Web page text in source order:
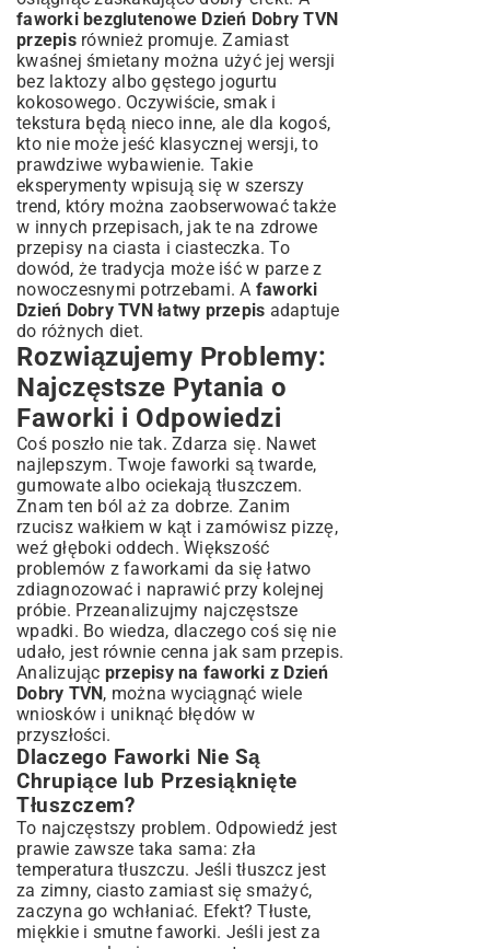
faworki bezglutenowe Dzień Dobry TVN
przepisrównież promuje. Zamiast
kwaśnej śmietany można użyć jej wersji
bez laktozy albo gęstego jogurtu
kokosowego. Oczywiście, smak i
tekstura będą nieco inne, ale dla kogoś,
kto nie może jeść klasycznej wersji, to
prawdziwe wybawienie. Takie
eksperymenty wpisują się w szerszy
trend, który można zaobserwować także
w innych przepisach, jak te na zdrowe
przepisy na ciasta i ciasteczka. To
dowód, że tradycja może iść w parze z
nowoczesnymi potrzebami. A faworki
Dzień Dobry TVN łatwy przepis adaptuje
do różnych diet.
Rozwiązujemy Problemy:
Najczęstsze Pytania o
Faworki i Odpowiedzi
Coś poszło nie tak. Zdarza się. Nawet
najlepszym. Twoje faworki są twarde,
gumowate albo ociekają tłuszczem.
Znam ten ból aż za dobrze. Zanim
rzucisz wałkiem w kąt i zamówisz pizzę,
weź głęboki oddech. Większość
problemów z faworkami da się łatwo
zdiagnozować i naprawić przy kolejnej
próbie. Przeanalizujmy najczęstsze
wpadki. Bo wiedza, dlaczego coś się nie
udało, jest równie cenna jak sam przepis.
Analizując przepisy na faworki z Dzień
Dobry TVN, można wyciągnąć wiele
wniosków i uniknąć błędów w
przyszłości.
Dlaczego Faworki Nie Są
Chrupiące lub Przesiąknięte
Tłuszczem?
To najczęstszy problem. Odpowiedź jest
prawie zawsze taka sama: zła
temperatura tłuszczu. Jeśli tłuszcz jest
za zimny, ciasto zamiast się smażyć,
zaczyna go wchłaniać. Efekt? Tłuste,
miękkie i smutne faworki. Jeśli jest za